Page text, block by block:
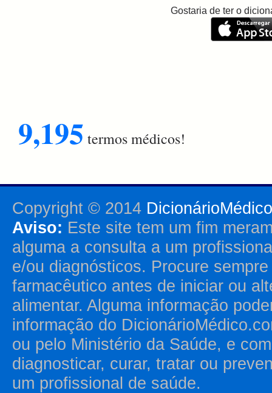
Gostaria de ter o
9,195 termos médicos!
Copyright © 2014
Aviso: Este site tem um fim
alguma a consulta a um
e/ou diagnósticos. Procure
farmacêutico antes de iniciar ou
alimentar. Alguma informação
informação do
ou pelo Ministério da Saúde, e
diagnosticar, curar, tratar ou
um profissional de saúde.